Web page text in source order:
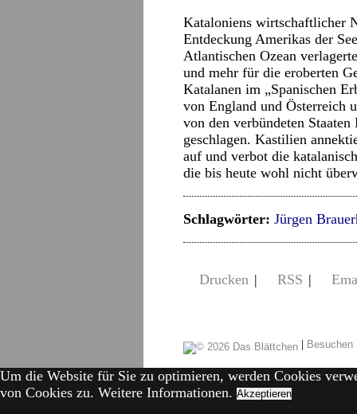
Kataloniens wirtschaftlicher
Entdeckung Amerikas der
Atlantischen Ozean
und mehr für die eroberten
Katalanen im „Spanischen
von England und Österreich
von den verbündeten
geschlagen. Kastilien
auf und verbot die
die bis heute wohl nicht
Schlagwörter: Jürgen
Drucken | RSS |
|
Um die Website für Sie zu optimieren, werden Cookies
von Cookies zu. Weitere Informationen. Akzeptieren